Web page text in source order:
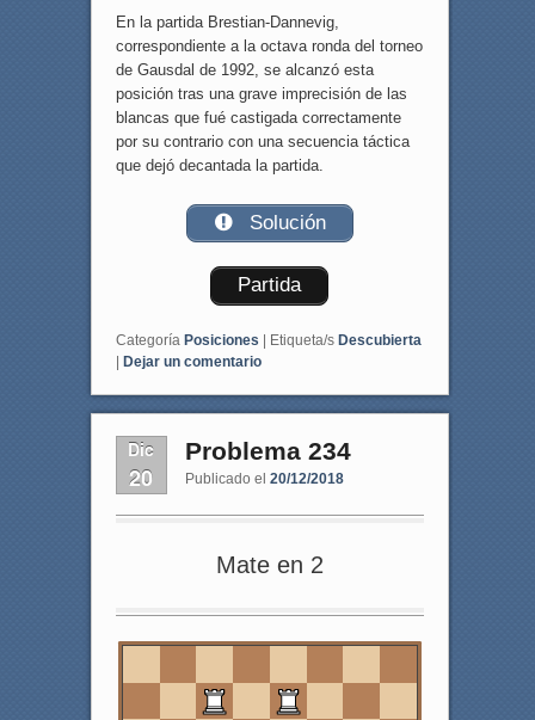
En la partida Brestian-Dannevig,
correspondiente a la octava ronda del torneo
de Gausdal de 1992, se alcanzó esta
posición tras una grave imprecisión de las
blancas que fué castigada correctamente
por su contrario con una secuencia táctica
que dejó decantada la partida.
Solución
Partida
Categoría Posiciones | Etiqueta/s Descubierta
| Dejar un comentario
Dic
20
Problema 234
Publicado el 20/12/2018
Mate en 2